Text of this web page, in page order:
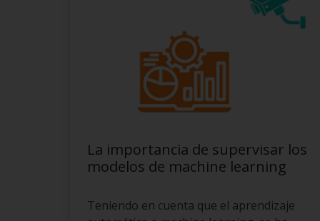
La importancia de supervisar los
modelos de machine learning
Teniendo en cuenta que el aprendizaje